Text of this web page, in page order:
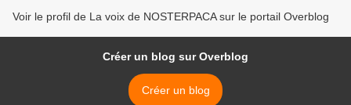
Voir le profil de La voix de NOSTERPACA sur le portail Overblog
Créer un blog sur Overblog
Créer un blog